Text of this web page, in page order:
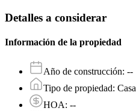
Detalles a considerar
Información de la propiedad
Año de construcción: --
Tipo de propiedad: Casa
HOA: --